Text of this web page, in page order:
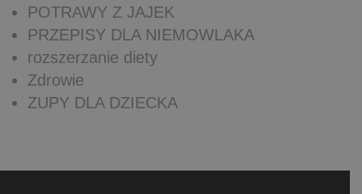
POTRAWY Z JAJEK
PRZEPISY DLA NIEMOWLAKA
rozszerzanie diety
Zdrowie
ZUPY DLA DZIECKA